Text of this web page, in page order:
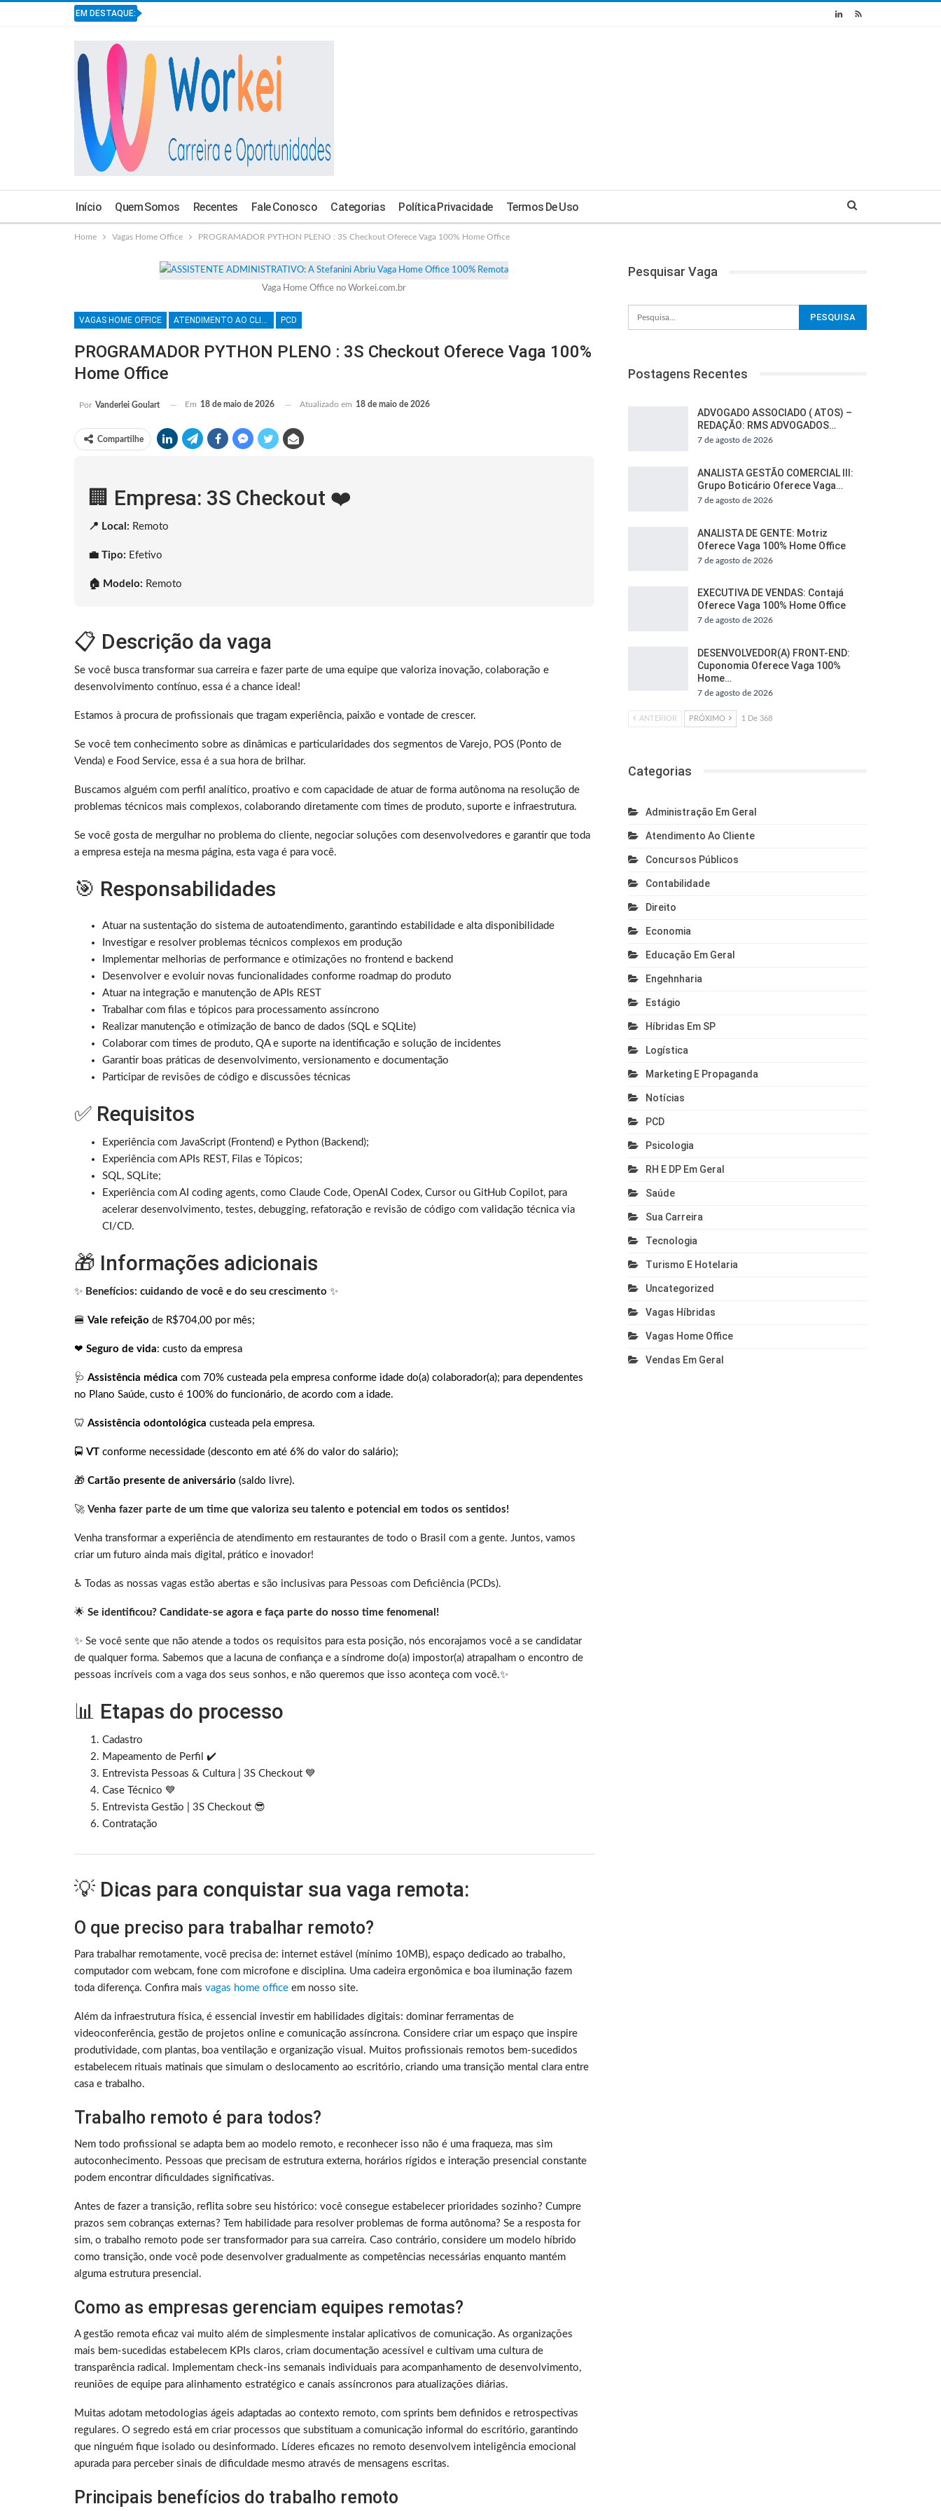
EM DESTAQUE:
Início Quem Somos Recentes Fale Conosco Categorias Política Privacidade Termos De Uso
Home Vagas Home Office PROGRAMADOR PYTHON PLENO : 3S Checkout Oferece Vaga 100% Home Office
Vaga Home Office no Workei.com.br
VAGAS HOME OFFICE ATENDIMENTO AO CLIENTE PCD
PROGRAMADOR PYTHON PLENO : 3S Checkout Oferece Vaga 100%
Home Office
Por Vanderlei Goulart Em 18 de maio de 2026 Atualizado em 18 de maio de 2026
Compartilhe
🏢 Empresa: 3S Checkout ❤️
📍 Local: Remoto
💼 Tipo: Efetivo
🏠 Modelo: Remoto
📋 Descrição da vaga
Se você busca transformar sua carreira e fazer parte de uma equipe que valoriza inovação, colaboração e
desenvolvimento contínuo, essa é a chance ideal!
Estamos à procura de profissionais que tragam experiência, paixão e vontade de crescer.
Se você tem conhecimento sobre as dinâmicas e particularidades dos segmentos de Varejo, POS (Ponto de
Venda) e Food Service, essa é a sua hora de brilhar.
Buscamos alguém com perfil analítico, proativo e com capacidade de atuar de forma autônoma na resolução de
problemas técnicos mais complexos, colaborando diretamente com times de produto, suporte e infraestrutura.
Se você gosta de mergulhar no problema do cliente, negociar soluções com desenvolvedores e garantir que toda
a empresa esteja na mesma página, esta vaga é para você.
🎯 Responsabilidades
Atuar na sustentação do sistema de autoatendimento, garantindo estabilidade e alta disponibilidade
Investigar e resolver problemas técnicos complexos em produção
Implementar melhorias de performance e otimizações no frontend e backend
Desenvolver e evoluir novas funcionalidades conforme roadmap do produto
Atuar na integração e manutenção de APIs REST
Trabalhar com filas e tópicos para processamento assíncrono
Realizar manutenção e otimização de banco de dados (SQL e SQLite)
Colaborar com times de produto, QA e suporte na identificação e solução de incidentes
Garantir boas práticas de desenvolvimento, versionamento e documentação
Participar de revisões de código e discussões técnicas
✅ Requisitos
Experiência com JavaScript (Frontend) e Python (Backend);
Experiência com APIs REST, Filas e Tópicos;
SQL, SQLite;
Experiência com AI coding agents, como Claude Code, OpenAI Codex, Cursor ou GitHub Copilot, para
acelerar desenvolvimento, testes, debugging, refatoração e revisão de código com validação técnica via
CI/CD.
🎁 Informações adicionais
✨ Benefícios: cuidando de você e do seu crescimento ✨
🍔 Vale refeição de R$704,00 por mês;
❤ Seguro de vida: custo da empresa
🩺 Assistência médica com 70% custeada pela empresa conforme idade do(a) colaborador(a); para dependentes
no Plano Saúde, custo é 100% do funcionário, de acordo com a idade.
🦷 Assistência odontológica custeada pela empresa.
🚍 VT conforme necessidade (desconto em até 6% do valor do salário);
🎁 Cartão presente de aniversário (saldo livre).
🚀 Venha fazer parte de um time que valoriza seu talento e potencial em todos os sentidos!
Venha transformar a experiência de atendimento em restaurantes de todo o Brasil com a gente. Juntos, vamos
criar um futuro ainda mais digital, prático e inovador!
♿ Todas as nossas vagas estão abertas e são inclusivas para Pessoas com Deficiência (PCDs).
🌟 Se identificou? Candidate-se agora e faça parte do nosso time fenomenal!
✨ Se você sente que não atende a todos os requisitos para esta posição, nós encorajamos você a se candidatar
de qualquer forma. Sabemos que a lacuna de confiança e a síndrome do(a) impostor(a) atrapalham o encontro de
pessoas incríveis com a vaga dos seus sonhos, e não queremos que isso aconteça com você.✨
📊 Etapas do processo
Cadastro
Mapeamento de Perfil ✔️
Entrevista Pessoas & Cultura | 3S Checkout 💙
Case Técnico 💙
Entrevista Gestão | 3S Checkout 😎
Contratação
💡 Dicas para conquistar sua vaga remota:
O que preciso para trabalhar remoto?
Para trabalhar remotamente, você precisa de: internet estável (mínimo 10MB), espaço dedicado ao trabalho,
computador com webcam, fone com microfone e disciplina. Uma cadeira ergonômica e boa iluminação fazem
toda diferença. Confira mais vagas home office em nosso site.
Além da infraestrutura física, é essencial investir em habilidades digitais: dominar ferramentas de
videoconferência, gestão de projetos online e comunicação assíncrona. Considere criar um espaço que inspire
produtividade, com plantas, boa ventilação e organização visual. Muitos profissionais remotos bem-sucedidos
estabelecem rituais matinais que simulam o deslocamento ao escritório, criando uma transição mental clara entre
casa e trabalho.
Trabalho remoto é para todos?
Nem todo profissional se adapta bem ao modelo remoto, e reconhecer isso não é uma fraqueza, mas sim
autoconhecimento. Pessoas que precisam de estrutura externa, horários rígidos e interação presencial constante
podem encontrar dificuldades significativas.
Antes de fazer a transição, reflita sobre seu histórico: você consegue estabelecer prioridades sozinho? Cumpre
prazos sem cobranças externas? Tem habilidade para resolver problemas de forma autônoma? Se a resposta for
sim, o trabalho remoto pode ser transformador para sua carreira. Caso contrário, considere um modelo híbrido
como transição, onde você pode desenvolver gradualmente as competências necessárias enquanto mantém
alguma estrutura presencial.
Como as empresas gerenciam equipes remotas?
A gestão remota eficaz vai muito além de simplesmente instalar aplicativos de comunicação. As organizações
mais bem-sucedidas estabelecem KPIs claros, criam documentação acessível e cultivam uma cultura de
transparência radical. Implementam check-ins semanais individuais para acompanhamento de desenvolvimento,
reuniões de equipe para alinhamento estratégico e canais assíncronos para atualizações diárias.
Muitas adotam metodologias ágeis adaptadas ao contexto remoto, com sprints bem definidos e retrospectivas
regulares. O segredo está em criar processos que substituam a comunicação informal do escritório, garantindo
que ninguém fique isolado ou desinformado. Líderes eficazes no remoto desenvolvem inteligência emocional
apurada para perceber sinais de dificuldade mesmo através de mensagens escritas.
Principais benefícios do trabalho remoto
Pesquisar Vaga
Postagens Recentes
ADVOGADO ASSOCIADO ( ATOS) –
REDAÇÃO: RMS ADVOGADOS…
7 de agosto de 2026
ANALISTA GESTÃO COMERCIAL III:
Grupo Boticário Oferece Vaga…
7 de agosto de 2026
ANALISTA DE GENTE: Motriz
Oferece Vaga 100% Home Office
7 de agosto de 2026
EXECUTIVA DE VENDAS: Contajá
Oferece Vaga 100% Home Office
7 de agosto de 2026
DESENVOLVEDOR(A) FRONT-END:
Cuponomia Oferece Vaga 100%
Home…
7 de agosto de 2026
ANTERIOR PRÓXIMO 1 De 368
Categorias
Administração Em Geral
Atendimento Ao Cliente
Concursos Públicos
Contabilidade
Direito
Economia
Educação Em Geral
Engehnharia
Estágio
Híbridas Em SP
Logística
Marketing E Propaganda
Notícias
PCD
Psicologia
RH E DP Em Geral
Saúde
Sua Carreira
Tecnologia
Turismo E Hotelaria
Uncategorized
Vagas Híbridas
Vagas Home Office
Vendas Em Geral